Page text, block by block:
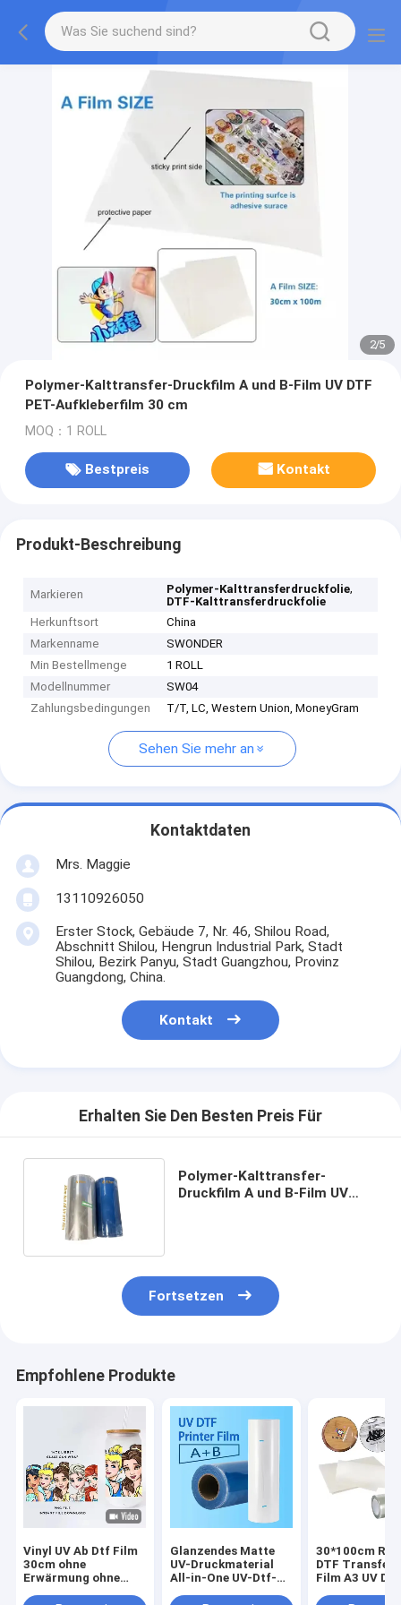
2/5
Polymer-Kalttransfer-Druckfilm A und B-Film UV DTF
PET-Aufkleberfilm 30 cm
MOQ：1 ROLL
Bestpreis Kontakt
Produkt-Beschreibung
Markieren Polymer-Kalttransferdruckfolie,
DTF-Kalttransferdruckfolie
Herkunftsort
China
Markenname
SWONDER
Min Bestellmenge
1 ROLL
Modellnummer
SW04
Zahlungsbedingungen
T/T, LC, Western Union, MoneyGram
Sehen Sie mehr an
Kontaktdaten
Mrs. Maggie
13110926050
Erster Stock, Gebäude 7, Nr. 46, Shilou Road,
Abschnitt Shilou, Hengrun Industrial Park, Stadt
Shilou, Bezirk Panyu, Stadt Guangzhou, Provinz
Guangdong, China.
Kontakt
Erhalten Sie Den Besten Preis Für
Polymer-Kalttransfer-
Druckfilm A und B-Film UV
Fortsetzen
Empfohlene Produkte
Vinyl UV Ab Dtf Film
30cm ohne
Erwärmung ohne
Glanzendes Matte
UV-Druckmaterial
All-in-One UV-Dtf-
30*100cm Roll
DTF Transfer
Film A3 UV